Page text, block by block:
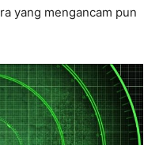
yang mengancam pun